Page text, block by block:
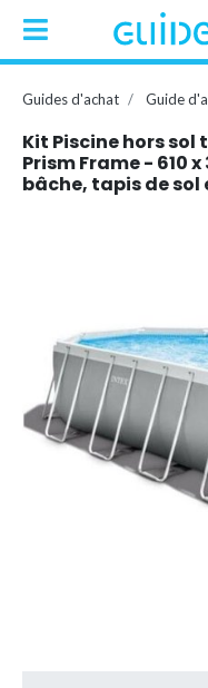
Guides d'achat Guide
Kit Piscine hors sol
Prism Frame - 610
bâche, tapis de sol